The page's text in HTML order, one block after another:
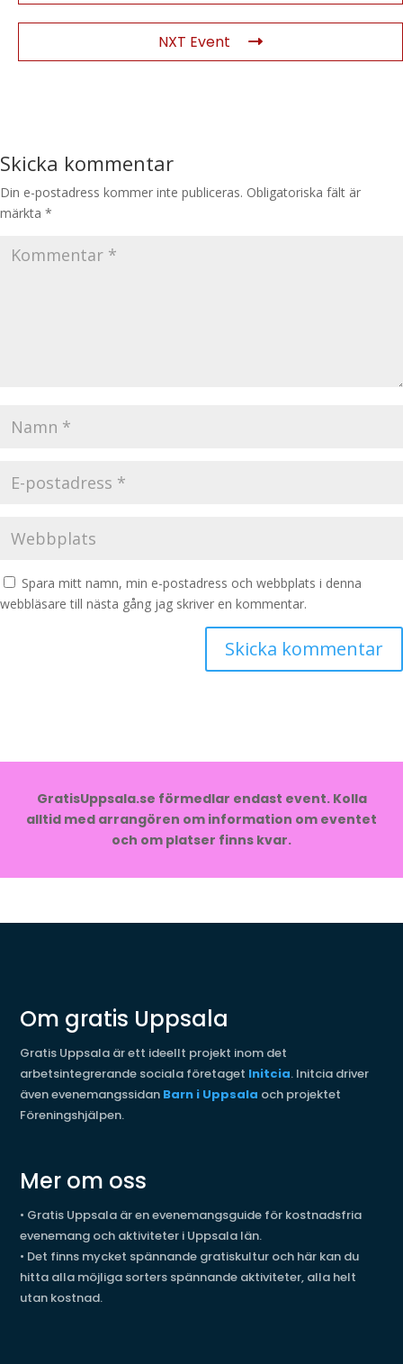
NXT Event
Skicka kommentar
Din e-postadress kommer inte publiceras. Obligatoriska fält är
märkta *
Spara mitt namn, min e-postadress och webbplats i denna
webbläsare till nästa gång jag skriver en kommentar.
GratisUppsala.se förmedlar endast event. Kolla
alltid med arrangören om information om eventet
och om platser finns kvar.
Om gratis Uppsala
Gratis Uppsala är ett ideellt projekt inom det
arbetsintegrerande sociala företaget Initcia. Initcia driver
även evenemangssidan Barn i Uppsala och projektet
Föreningshjälpen.
Mer om oss
• Gratis Uppsala är en evenemangsguide för kostnadsfria
evenemang och aktiviteter i Uppsala län.
• Det finns mycket spännande gratiskultur och här kan du
hitta alla möjliga sorters spännande aktiviteter, alla helt
utan kostnad.